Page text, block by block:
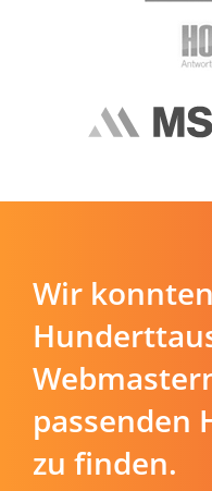
Wir
passenden
zu finden.